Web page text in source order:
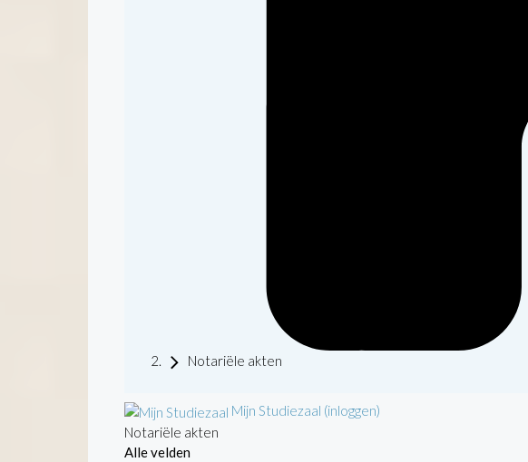
Notariële akten
Mijn Studiezaal (inloggen)
Notariële akten
Alle velden